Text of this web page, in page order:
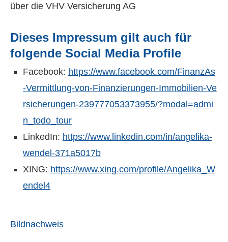
über die VHV Versicherung AG
Dieses Impressum gilt auch für
folgende Social Media Profile
Facebook: https://www.facebook.com/FinanzAs
-Vermittlung-von-Finanzierungen-Immobilien-Ve
rsicherungen-239777053373955/?modal=admi
n_todo_tour
LinkedIn: https://www.linkedin.com/in/angelika-
wendel-371a5017b
XING: https://www.xing.com/profile/Angelika_W
endel4
Bildnachweis